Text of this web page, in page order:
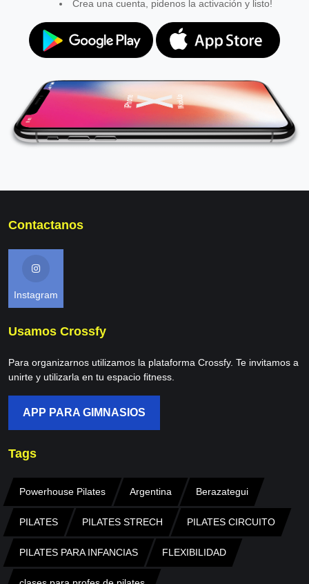
Crea una cuenta, pidenos la activación y listo!
Contactanos
Instagram
Usamos Crossfy
Para organizarnos utilizamos la plataforma Crossfy. Te invitamos a
unirte y utilizarla en tu espacio fitness.
APP PARA GIMNASIOS
Tags
Powerhouse Pilates Argentina Berazategui
PILATES PILATES STRECH PILATES CIRCUITO
PILATES PARA INFANCIAS FLEXIBILIDAD